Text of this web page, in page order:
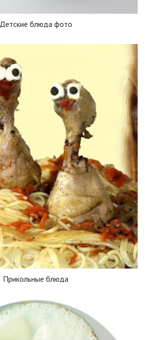
Детские блюда фото
Прикольные блюда